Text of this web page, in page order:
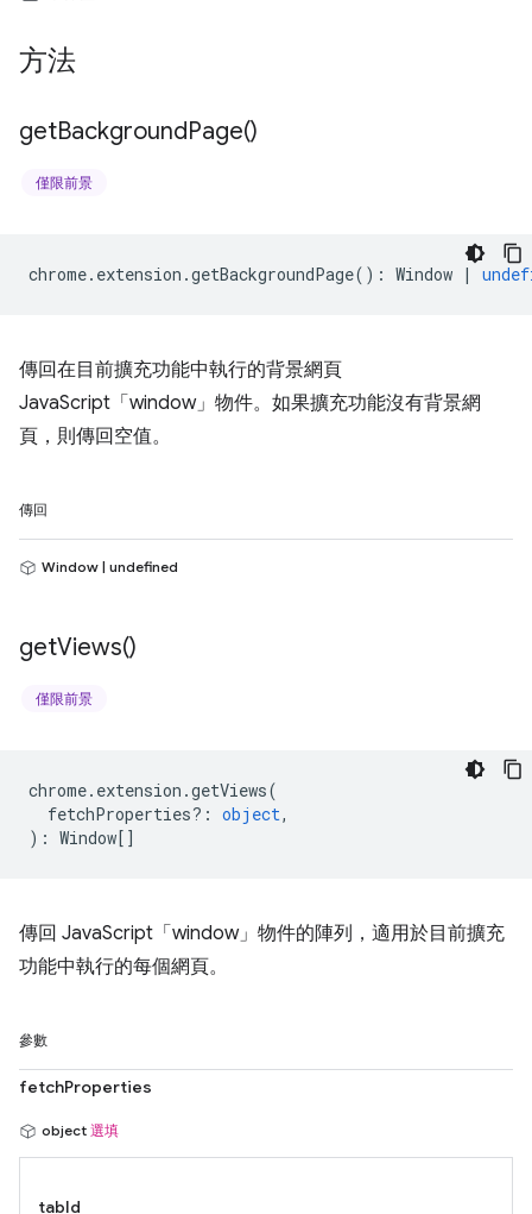
方法
getBackgroundPage()
僅限前景
chrome. extension .getBackgroundPage() : Window |
傳回在目前擴充功能中執行的背景網頁
JavaScript「window」物件。如果擴充功能沒有背景網
頁，則傳回空值。
傳回
Window | undefined
getViews()
僅限前景
chrome. extension .getViews(
fetchProperties? : object,
) : Window[]
傳回 JavaScript「window」物件的陣列，適用於目前擴充
功能中執行的每個網頁。
參數
fetchProperties
object 選填
tabId